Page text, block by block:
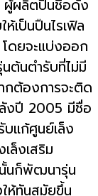
ผู้ผลิตปืนชื่อดัง
เป็นปืนไรเฟิล
ดยจะแบ่งออก
ต้นตำรับที่ไม่มี
กต้องการจะติด
งปี 2005 มีชื่อ
บแก้ศูนย์เล็ง
ล็งเสริม
นก็พัฒนารุ่น
ห้ทันสมัยขึ้น